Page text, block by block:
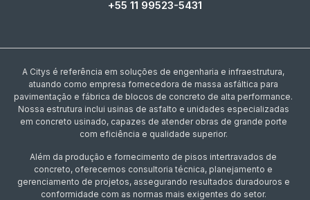
+55 11 99523-5431
A Citys é referência em soluções de engenharia e infraestrutura,
atuando como empresa fornecedora de massa asfáltica para
pavimentação e fábrica de blocos de concreto de alta performance.
Nossa estrutura inclui usinas de asfalto e unidades especializadas
em concreto usinado, capazes de atender obras de grande porte
com eficiência e qualidade superior.
Além da produção e fornecimento de pisos intertravados de
concreto, oferecemos consultoria técnica, planejamento e
gerenciamento de projetos, assegurando resultados duradouros e
conformidade com as normas mais exigentes do setor.